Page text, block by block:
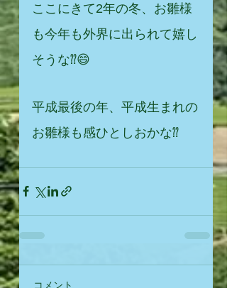
ここにきて2年の冬、お雛様
も今年も外界に出られて嬉し
そうな⁇😄
平成最後の年、平成生まれの
お雛様も感ひとしおかな⁇
コメント